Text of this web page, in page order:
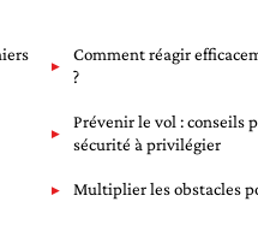
Comment réagir
?
Prévenir le vol : conseils
sécurité à privilégier
Multiplier les obstacles